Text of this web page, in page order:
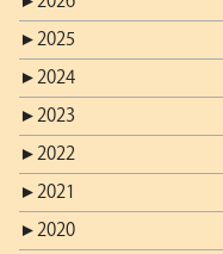
► 2025
► 2024
► 2023
► 2022
► 2021
► 2020